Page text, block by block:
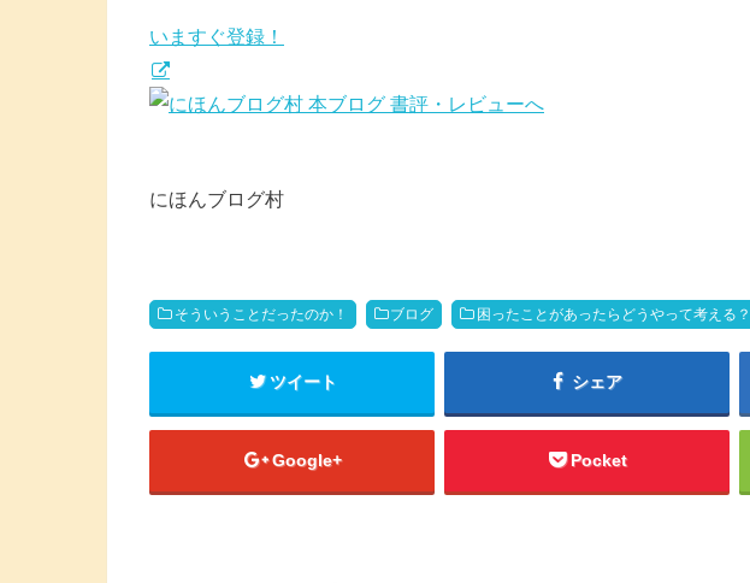
いますぐ登録！
にほんブログ村
そういうことだったのか！ ブログ 困ったことがあったらどうやって考える？
ツイート シェア
Google+ Pocket